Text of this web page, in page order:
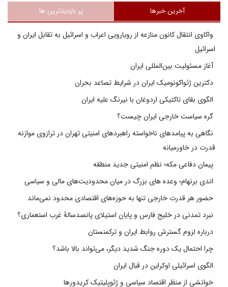
آخرین خبرها پر بازدیدترین ها
واکاوی انتقال کانون منازعه از رویارویی اعراب و اسرائیل به تقابل ایران و
اسرائیل
آغاز مسئولیت بین‌المللی ایران
دکترین ژئواکونومیک ایران در شرایط تصاعد بحران
الگوی بقای تاکتیکی اردوغان با نیرنگ علیه ایران
گره سیاست خارجی ایران چیست؟
نگاهی به پیامدهای ناخواسته راهبردهای امنیتی تهران در ترازوی موازنه
قدرت در خاورمیانه
پیمان دفاعی مکه؛ نظم امنیتی جدید منطقه
اندی برنهام؛ وعده های بزرگ در میان محدودیت‌های مالی و سیاسی
حضور هر قدرت خارجی تنها به حوزه‌های اقتصادی محدود نمی‌ماند
نبرد تمدنی در خلیج فارس و پایان استیلای پانصدسالۀ غرب استعماری؟
درباره لزوم گسترش روابط ایران و ترکمنستان
چرا احتمال یک دوره جنگ شدید دیگر، می‌تواند بالا باشد؟
الگوی اسرائیلی اوکراین در قبال ایران
خوانشی از منظر اقتصاد سیاسی و ژئوپلیتیک کریدورها